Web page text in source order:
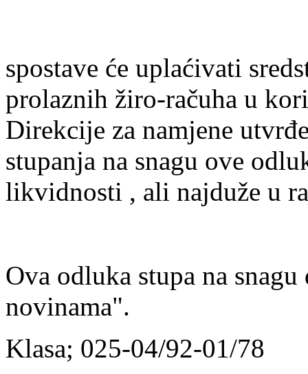
spostave će uplaćivati
prolaznih žiro-račuha u
Direkcije za namjene
stupanja na snagu ove
likvidnosti , ali najduže u
Ova odluka stupa na
novinama".
Klasa; 025-04/92-01/78